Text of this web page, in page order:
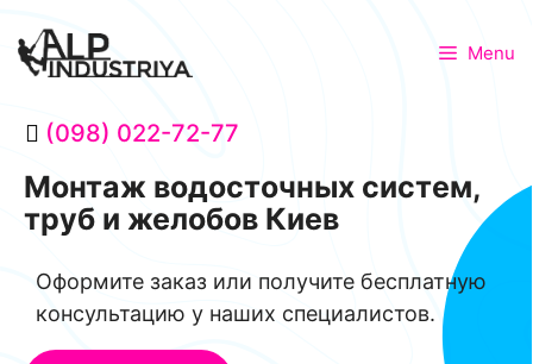
Menu
(098) 022-72-77
Монтаж водосточных систем,
труб и желобов Киев
Оформите заказ или получите бесплатную
консультацию у наших специалистов.